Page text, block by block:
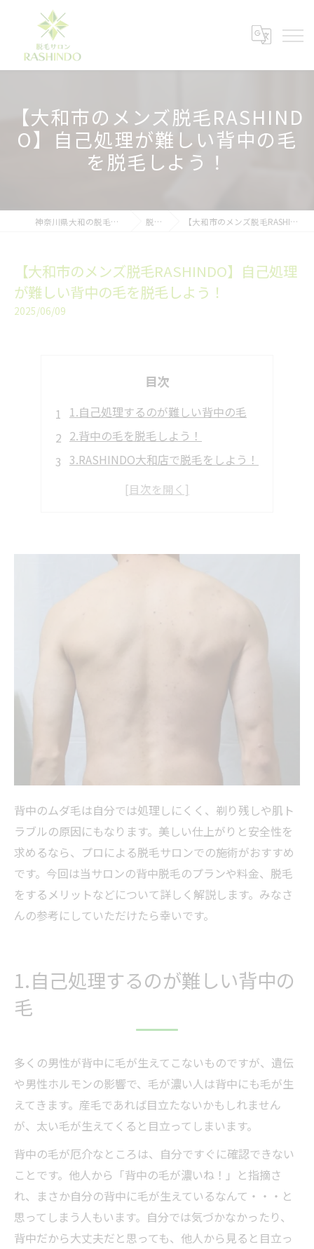
【大和市のメンズ脱毛RASHIND
O】自己処理が難しい背中の毛
を脱毛しよう！
神奈川県大和の脱毛ならメンズ脱毛サロンRASHINDO大和店 脱毛ブログ 【大和市のメンズ脱毛RASHINDO】自己処理が難しい背中の毛を脱毛しよう！
【大和市のメンズ脱毛RASHINDO】自己処理
が難しい背中の毛を脱毛しよう！
2025/06/09
目次
1.自己処理するのが難しい背中の毛
2.背中の毛を脱毛しよう！
3.RASHINDO大和店で脱毛をしよう！
4.背中の脱毛をした人の感想
背中のムダ毛は自分では処理しにくく、剃り残しや肌ト
ラブルの原因にもなります。美しい仕上がりと安全性を
求めるなら、プロによる脱毛サロンでの施術がおすすめ
です。今回は当サロンの背中脱毛のプランや料金、脱毛
をするメリットなどについて詳しく解説します。みなさ
んの参考にしていただけたら幸いです。
1.自己処理するのが難しい背中の
毛
多くの男性が背中に毛が生えてこないものですが、遺伝
や男性ホルモンの影響で、毛が濃い人は背中にも毛が生
えてきます。産毛であれば目立たないかもしれません
が、太い毛が生えてくると目立ってしまいます。
背中の毛が厄介なところは、自分ですぐに確認できない
ことです。他人から「背中の毛が濃いね！」と指摘さ
れ、まさか自分の背中に毛が生えているなんて・・・と
思ってしまう人もいます。自分では気づかなかったり、
背中だから大丈夫だと思っても、他人から見ると目立っ